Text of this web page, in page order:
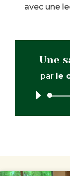
avec une
Une
par le